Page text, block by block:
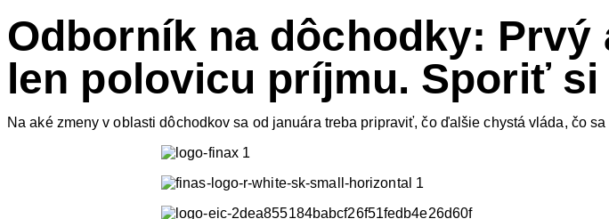
Odborník na dôchodky:
len polovicu príjmu. Sporiť si
Na aké zmeny v oblasti dôchodkov sa od januára treba pripraviť, čo ďalšie chystá vláda, čo